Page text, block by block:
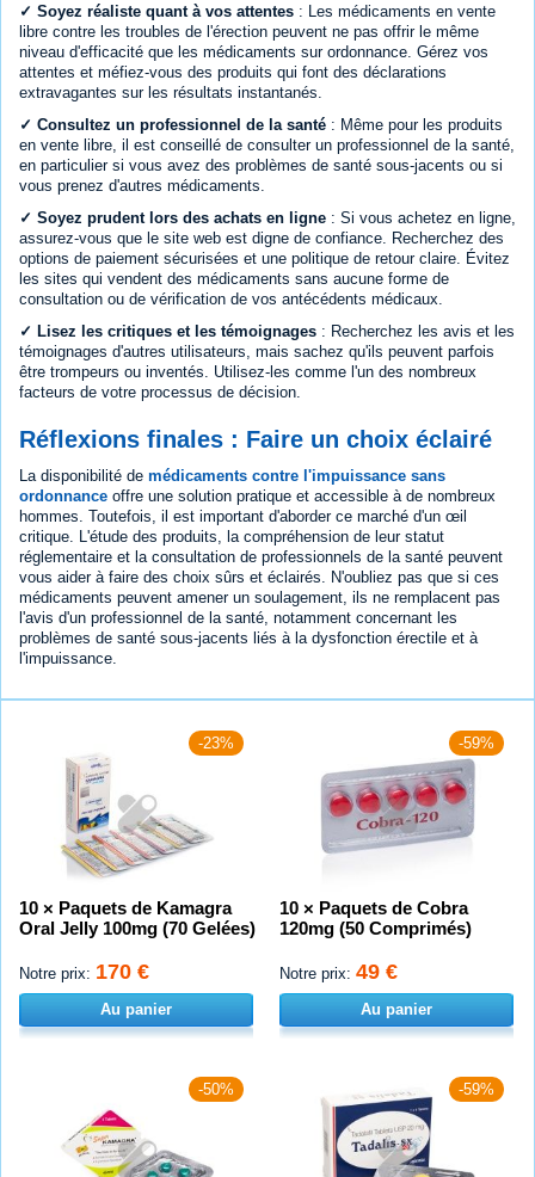
✓ Soyez réaliste quant à vos attentes : Les médicaments en vente
libre contre les troubles de l'érection peuvent ne pas offrir le même
niveau d'efficacité que les médicaments sur ordonnance. Gérez vos
attentes et méfiez-vous des produits qui font des déclarations
extravagantes sur les résultats instantanés.
✓ Consultez un professionnel de la santé : Même pour les produits
en vente libre, il est conseillé de consulter un professionnel de la santé,
en particulier si vous avez des problèmes de santé sous-jacents ou si
vous prenez d'autres médicaments.
✓ Soyez prudent lors des achats en ligne : Si vous achetez en ligne,
assurez-vous que le site web est digne de confiance. Recherchez des
options de paiement sécurisées et une politique de retour claire. Évitez
les sites qui vendent des médicaments sans aucune forme de
consultation ou de vérification de vos antécédents médicaux.
✓ Lisez les critiques et les témoignages : Recherchez les avis et les
témoignages d'autres utilisateurs, mais sachez qu'ils peuvent parfois
être trompeurs ou inventés. Utilisez-les comme l'un des nombreux
facteurs de votre processus de décision.
Réflexions finales : Faire un choix éclairé
La disponibilité de médicaments contre l'impuissance sans
ordonnance offre une solution pratique et accessible à de nombreux
hommes. Toutefois, il est important d'aborder ce marché d'un œil
critique. L'étude des produits, la compréhension de leur statut
réglementaire et la consultation de professionnels de la santé peuvent
vous aider à faire des choix sûrs et éclairés. N'oubliez pas que si ces
médicaments peuvent amener un soulagement, ils ne remplacent pas
l'avis d'un professionnel de la santé, notamment concernant les
problèmes de santé sous-jacents liés à la dysfonction érectile et à
l'impuissance.
-23%
10 × Paquets de Kamagra
Oral Jelly 100mg (70 Gelées)
Notre prix: 170 €
Au panier
-59%
10 × Paquets de Cobra
120mg (50 Comprimés)
Notre prix: 49 €
Au panier
-50% -59%